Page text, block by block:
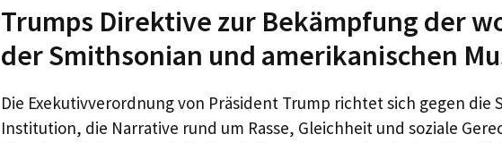
Trumps Direktive zur Bekämpfung der
der Smithsonian und amerikanischen
Die Exekutivverordnung von Präsident Trump richtet sich gegen die
Institution, die Narrative rund um Rasse, Gleichheit und soziale